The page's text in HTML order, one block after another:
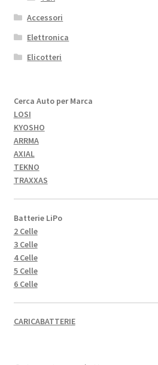
Accessori
Elettronica
Elicotteri
Cerca Auto per Marca
LOSI
KYOSHO
ARRMA
AXIAL
TEKNO
TRAXXAS
Batterie LiPo
2 Celle
3 Celle
4 Celle
5 Celle
6 Celle
CARICABATTERIE